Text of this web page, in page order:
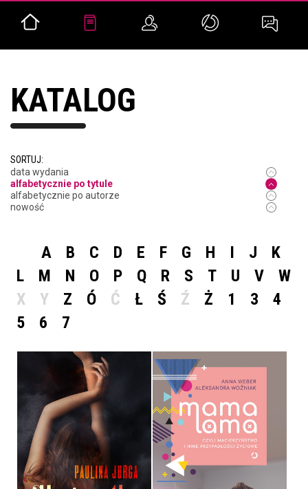
KATALOG
SORTUJ:
data wydania
alfabetycznie po tytule
alfabetycznie po autorze
nowość
A B C D E F G H I J
K
L
M N O P Q R S T U V
W
X
Y Z Ó Ć Ł Ś Ź Ż 1 3
4
5
6 7
MARIONETKA
PAULINA JURGA
OPRAWA MIĘKKA
MAMA LAMA, CZYLI
MACIERZYŃSTWO I INNE
PRZYPADŁOŚCI ŻYCIOWE
ANNA WEBER, ALEKSANDRA
WOŹNIAK
OPRAWA MIĘKKA ZE SKRZYDEŁKAMI